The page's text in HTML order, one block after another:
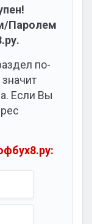
Паролем
по-
Если Вы